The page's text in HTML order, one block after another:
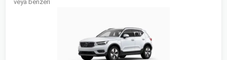
veya benzeri